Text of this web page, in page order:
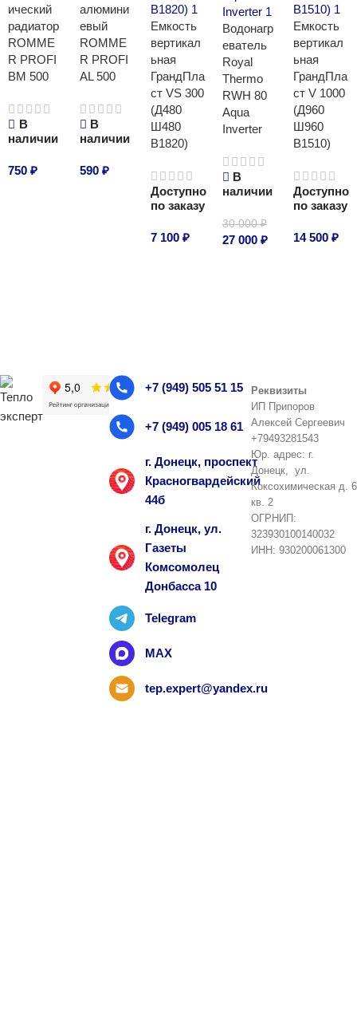
ический
радиатор
ROMME
R PROFI
BM 500
В
наличии
750 ₽
алюмини
евый
ROMME
R PROFI
AL 500
В
наличии
590 ₽
Емкость
вертикал
ьная
ГрандПла
ст VS 300
(Д480
Ш480
В1820)
Доступно
по заказу
7 100₽
Водонагр
еватель
Royal
Thermo
RWH 80
Aqua
Inverter
В
наличии
30 000₽
27 000 ₽
Емкость
вертикал
ьная
ГрандПла
ст V 1000
(Д960
Ш960
В1510)
Доступно
по заказу
14 500₽
+7 (949) 505 51 15
+7 (949) 005 18 61
г. Донецк, проспект
Красногвардейский
44б
г. Донецк, ул.
Газеты
Комсомолец
Донбасса 10
Telegram
MAX
tep.expert@yandex.ru
Реквизиты
ИП Припоров
Алексей Сергеевич
+79493281543
Юр. адрес: г.
Донецк, ул.
Коксохимическая д. 6
кв. 2
ОГРНИП:
323930100140032
ИНН: 930200061300